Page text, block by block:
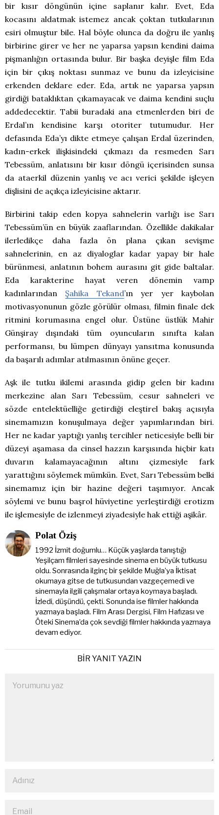
bir kısır döngünün içine saplanır kalır. Evet, Eda
kocasını aldatmak istemez ancak çoktan tutkularının
esiri olmuştur bile. Hal böyle olunca da doğru ile yanlış
birbirine girer ve her ne yaparsa yapsın kendini daima
pişmanlığın ortasında bulur. Bir başka deyişle film Eda
için bir çıkış noktası sunmaz ve bunu da izleyicisine
erkenden deklare eder. Eda, artık ne yaparsa yapsın
girdiği bataklıktan çıkamayacak ve daima kendini suçlu
addedecektir. Tabii buradaki ana etmenlerden biri de
Erdal’ın kendisine karşı otoriter tutumudur. Her
defasında Eda’yı dikte etmeye çalışan Erdal üzerinden,
kadın-erkek ilişkisindeki çıkmazı da resmeden Sarı
Tebessüm, anlatısını bir kısır döngü içerisinden sunsa
da ataerkil düzenin yanlış ve acı verici şekilde işleyen
dişlisini de açıkça izleyicisine aktarır.
Birbirini takip eden kopya sahnelerin varlığı ise Sarı
Tebessüm’ün en büyük zaaflarından. Özellikle dakikalar
ilerledikçe daha fazla ön plana çıkan sevişme
sahnelerinin, en az diyaloglar kadar yapay bir hale
bürünmesi, anlatının bohem aurasını git gide baltalar.
Eda karakterine hayat veren dönemin vamp
kadınlarından Şahika Tekand’ın yer yer kaybolan
motivasyonunun gözle görülür olması, filmin finale dek
ritmini korumasına engel olur. Üstüne üstlük Mahir
Günşiray dışındaki tüm oyuncuların sınıfta kalan
performansı, bu lümpen dünyayı yansıtma konusunda
da başarılı adımlar atılmasının önüne geçer.
Aşk ile tutku ikilemi arasında gidip gelen bir kadını
merkezine alan Sarı Tebessüm, cesur sahneleri ve
sözde entelektüelliğe getirdiği eleştirel bakış açısıyla
sinemamızın konuşulmaya değer yapımlarından biri.
Her ne kadar yaptığı yanlış tercihler neticesiyle belli bir
düzeyi aşamasa da cinsel hazzın karşısında hiçbir katı
duvarın kalamayacağının altını çizmesiyle fark
yarattığını söylemek mümkün. Evet, Sarı Tebessüm belki
sinemamız için bir hazine değeri taşımıyor. Ancak
söylemi ve bunu başrol hüviyetine yerleştirdiği erotizm
ile işlemesiyle de izlenmeyi ziyadesiyle hak ettiği aşikâr.
Polat Öziş
1992 İzmit doğumlu… Küçük yaşlarda tanıştığı
Yeşilçam filmleri sayesinde sinema en büyük tutkusu
oldu. Sonrasında ilginç bir şekilde Muğla’ya İktisat
okumaya gitse de tutkusundan vazgeçemedi ve
sinemayla ilgili çalışmalar ortaya koymaya başladı.
İzledi, düşündü, çekti. Sonunda ise filmler hakkında
yazmaya başladı. Film Arası Dergisi, Film Hafızası ve
Öteki Sinema’da çok sevdiği filmler hakkında yazmaya
devam ediyor.
BIR YANIT YAZIN